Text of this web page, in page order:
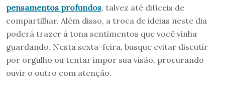
pensamentos profundos, talvez até difíceis de
compartilhar. Além disso, a troca de ideias neste dia
poderá trazer à tona sentimentos que você vinha
guardando. Nesta sexta-feira, busque evitar discutir
por orgulho ou tentar impor sua visão, procurando
ouvir o outro com atenção.